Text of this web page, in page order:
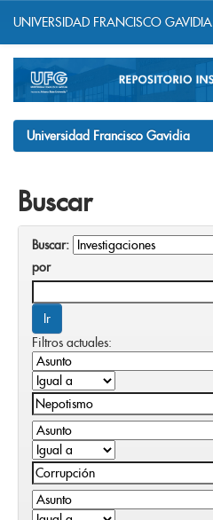
navigation
UNIVERSIDAD FRANCISCO GAVIDIA
Universidad Francisco Gavidia
Buscar
Buscar:
por
Filtros actuales: